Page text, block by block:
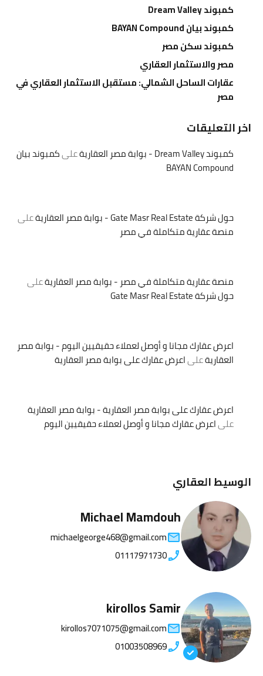
كمبوند Dream Valley
كمبوند بيان BAYAN Compound
كمبوند سكن مصر
مصر والاستثمار العقاري
عقارات الساحل الشمالي: مستقبل الاستثمار العقاري في
مصر
اخر التعليقات
كمبوند Dream Valley - بوابة مصر العقارية علىكمبوند بيان
BAYAN Compound
حول شركة Gate Masr Real Estate - بوابة مصر العقارية
على
منصة عقارية متكاملة في مصر
منصة عقارية متكاملة في مصر - بوابة مصر العقاريةعلى
حول شركة Gate Masr Real Estate
اعرض عقارك مجانا و أوصل لعملاء حقيقيين اليوم - بوابة مصر
العقاريةعلىاعرض عقارك على بوابة مصر العقارية
اعرض عقارك على بوابة مصر العقارية - بوابة مصر العقارية
علىاعرض عقارك مجانا و أوصل لعملاء حقيقيين اليوم
الوسيط العقاري
Michael Mamdouh
michaelgeorge468@gmail.com
01117971730
kirollos Samir
kirollos7071075@gmail.com
01003508969